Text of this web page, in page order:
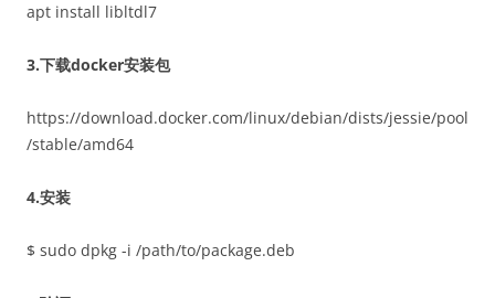
apt install libltdl7
3.下载docker安装包
https://download.docker.com/linux/debian/dists/jessie/pool
/stable/amd64
4.安装
$ sudo dpkg -i /path/to/package.deb